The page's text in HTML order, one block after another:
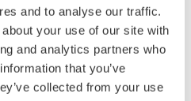
and to analyse our traffic.
your use of our site with
and analytics partners who
that you’ve
collected from your use